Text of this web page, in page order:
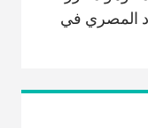
المصري في